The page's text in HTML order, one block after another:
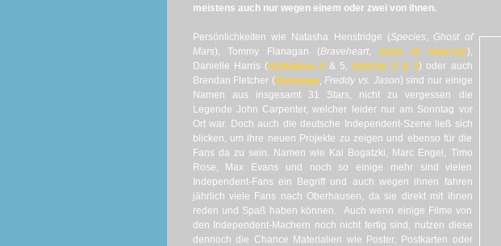
meistens auch nur wegen einem oder zwei von ihnen.
Persönlichkeiten wie Natasha Henstridge (Species, Ghost of
Mars), Tommy Flanagan (Braveheart, Sons of Anarchy),
Danielle Harris (Halloween 4& 5,Hatchet 2 & 3) oder auch
Brendan Fletcher (Rampage,Freddy vs. Jason) sind nur einige
Namen aus insgesamt 31 Stars, nicht zu vergessen die
Legende John Carpenter, welcher leider nur am Sonntag vor
Ort war. Doch auch die deutsche Independent-Szene ließ sich
blicken, um ihre neuen Projekte zu zeigen und ebenso für die
Fans da zu sein. Namen wie Kai Bogatzki, Marc Engel, Timo
Rose, Max Evans und noch so einige mehr sind vielen
Independent-Fans ein Begriff und auch wegen ihnen fahren
jährlich viele Fans nach Oberhausen, da sie direkt mit ihnen
reden und Spaß haben können. Auch wenn einige Filme von
den Independent-Machern noch nicht fertig sind, nutzen diese
dennoch die Chance Materialien wie Poster, Postkarten oder